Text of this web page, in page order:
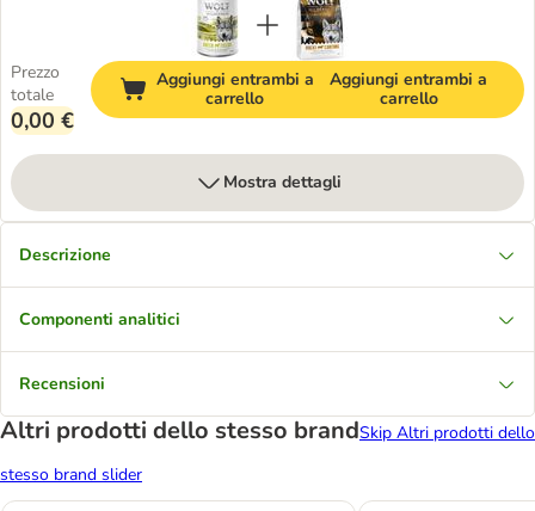
Prezzo
totale
0,00 €
Aggiungi entrambi a
carrello
Aggiungi entrambi a
carrello
Mostra dettagli
Descrizione
Componenti analitici
Recensioni
Altri prodotti dello stesso brandSkip Altri prodotti dello
stesso brand slider